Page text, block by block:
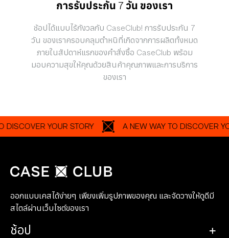
การรับประกัน 7 วัน ของเรา
ช้อปได้แบบไร้กังวลกับ CaseClub! การรับประกัน 7
วัน ของเราครอบคลุมตำหนิที่เกิดจากการผลิตทั้งหมด
ภายในสัปดาห์แรกของคำสั่งซื้อ CaseClub พร้อม
มอบความสุขให้คุณด้วยสินค้าคุณภาพและการบริการ
ของเรา
YOUR STORY A NEW WAY TO DISCOVER YOUR
ออกแบบเคสได้ง่ายๆ เพียงเพิ่มรูปภาพของคุณ และจัดวางให้ดูดีมี
สไตล์ผ่านเว็บไซต์ของเรา
ช้อป